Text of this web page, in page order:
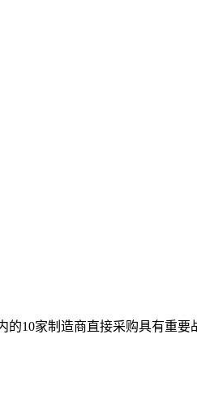
10家制造商直接采购具有重要